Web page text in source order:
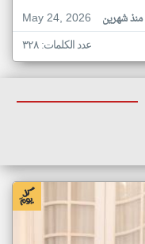
May 24, 2026
منذ شهرين
عدد الكلمات: ٣٢٨